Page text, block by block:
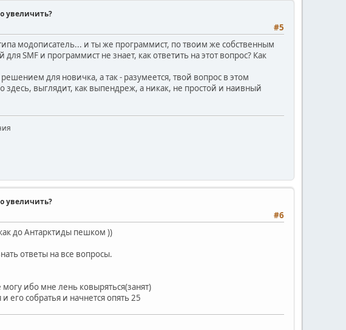
увеличить?
#5
модописатель... и ты же программист, по твоим же собственным
SMF и программист не знает, как ответить на этот вопрос? Как
для новичка, а так - разумеется, твой вопрос в этом
здесь, выглядит, как выпендреж, а никак, не простой и наивный
увеличить?
#6
до Антарктиды пешком ))
ответы на все вопросы.
ибо мне лень ковыряться(занят)
собратья и начнется опять 25